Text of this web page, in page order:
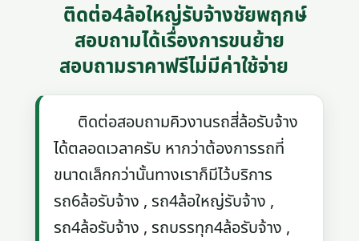
ติดต่อ4ล้อใหญ่รับจ้างชัยพฤกษ์
สอบถามได้เรื่องการขนย้าย
สอบถามราคาฟรีไม่มีค่าใช้จ่าย
ติดต่อสอบถามคิวงานรถสี่ล้อรับจ้าง
ได้ตลอดเวลาครับ หากว่าต้องการรถที่
ขนาดเล็กกว่านั้นทางเราก็มีไว้บริการ
รถ6ล้อรับจ้าง , รถ4ล้อใหญ่รับจ้าง ,
รถ4ล้อรับจ้าง , รถบรรทุก4ล้อรับจ้าง ,